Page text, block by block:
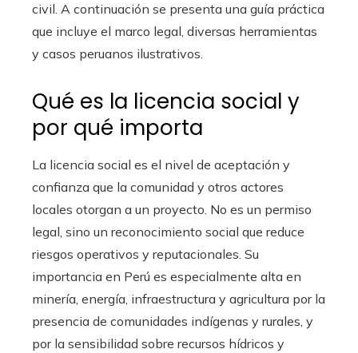
civil. A continuación se presenta una guía práctica
que incluye el marco legal, diversas herramientas
y casos peruanos ilustrativos.
Qué es la licencia social y
por qué importa
La licencia social es el nivel de aceptación y
confianza que la comunidad y otros actores
locales otorgan a un proyecto. No es un permiso
legal, sino un reconocimiento social que reduce
riesgos operativos y reputacionales. Su
importancia en Perú es especialmente alta en
minería, energía, infraestructura y agricultura por la
presencia de comunidades indígenas y rurales, y
por la sensibilidad sobre recursos hídricos y